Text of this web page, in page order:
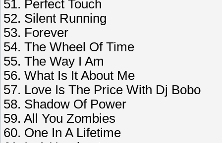
51. Perfect Touch
52. Silent Running
53. Forever
54. The Wheel Of Time
55. The Way I Am
56. What Is It About Me
57. Love Is The Price With Dj Bobo
58. Shadow Of Power
59. All You Zombies
60. One In A Lifetime